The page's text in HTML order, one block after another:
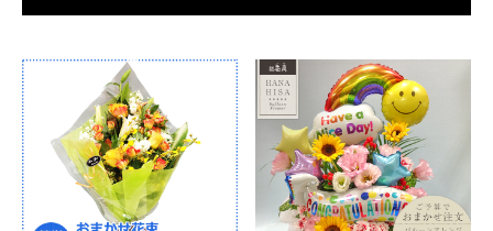
たしました。
き、横浜市鶴見区へヤマト便にて配送いたしまし
2023/07/08 お客様から枕花用アレンジメントのご注
文をいただき、東京都八王子市へヤマト便にて配送
いたしました。
2023/07/07 お客様からお供え用アレンジメントのご
注文をいただき、埼玉県さいたま市へヤマト便にて
配送いたしました。
2023/07/04 お客様から一周忌用アレンジメントのご
注文をいただき、千葉県船橋市へヤマト便にて配送